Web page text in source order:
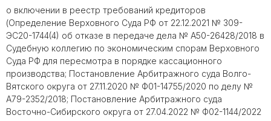
о включении в реестр требований кредиторов
(Определение Верховного Суда РФ от 22.12.2021 № 309-
ЭС20-1744(4) об отказе в передаче дела № А50-26428/2018 в
Судебную коллегию по экономическим спорам Верховного
Суда РФ для пересмотра в порядке кассационного
производства; Постановление Арбитражного суда Волго-
Вятского округа от 27.11.2020 № Ф01-14755/2020 по делу №
А79-2352/2018; Постановление Арбитражного суда
Восточно-Сибирского округа от 27.04.2022 № Ф02-1144/2022